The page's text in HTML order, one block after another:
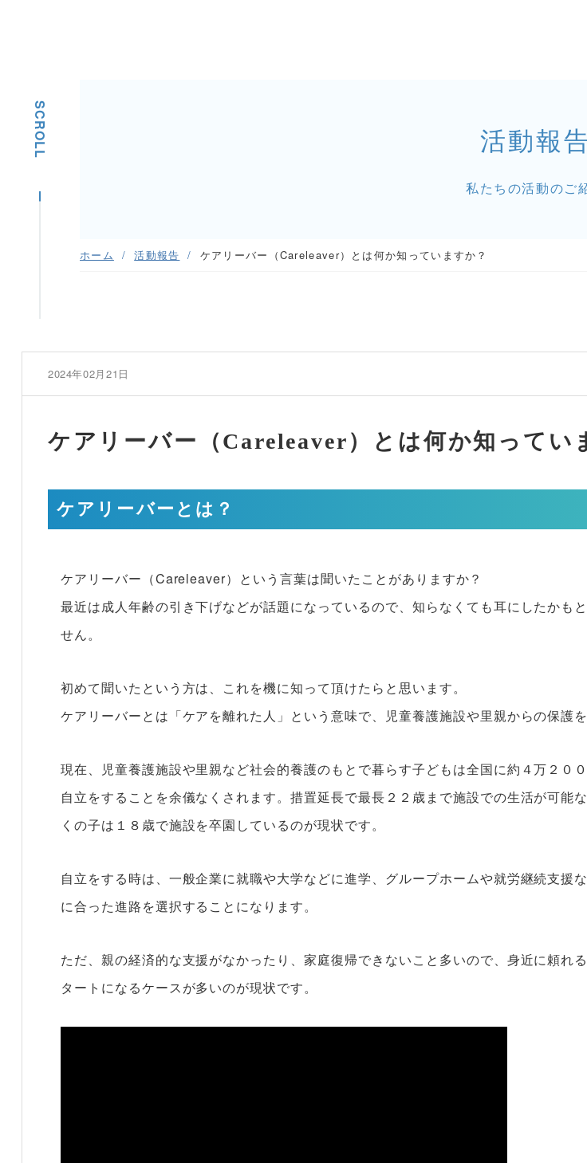
SCROLL 活動報
私たちの活動のご
ホーム 活動報告 ケアリーバー（Careleaver）とは何か知っていますか？
2024年02月21日
ケアリーバー（Careleaver）とは何か知ってい
ケアリーバーとは？
ケアリーバー（Careleaver）という言葉は聞いたことがありますか？
最近は成人年齢の引き下げなどが話題になっているので、知らなくても耳にしたかも
せん。
初めて聞いたという方は、これを機に知って頂けたらと思います。
ケアリーバーとは「ケアを離れた人」という意味で、児童養護施設や里親からの保護を
現在、児童養護施設や里親など社会的養護のもとで暮らす子どもは全国に約４万２０
自立をすることを余儀なくされます。措置延長で最長２２歳まで施設での生活が可能
くの子は１８歳で施設を卒園しているのが現状です。
自立をする時は、一般企業に就職や大学などに進学、グループホームや就労継続支援
に合った進路を選択することになります。
ただ、親の経済的な支援がなかったり、家庭復帰できないこと多いので、身近に頼れ
タートになるケースが多いのが現状です。